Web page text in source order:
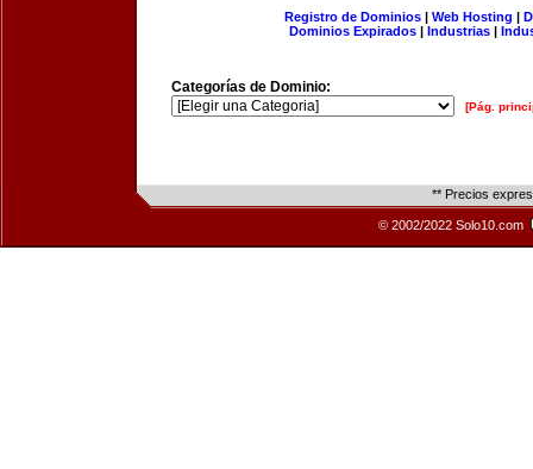
Registro de Dominios| Web Hosting |
Dominios Expirados | Industrias |
Categorías de Dominio:
[Pág.
** Precios
© 2002/2022 Solo10.com